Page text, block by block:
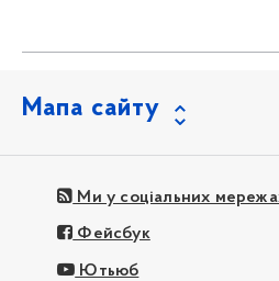
Мапа сайту
Ми у соціальних
Фейсбук
Ютьюб